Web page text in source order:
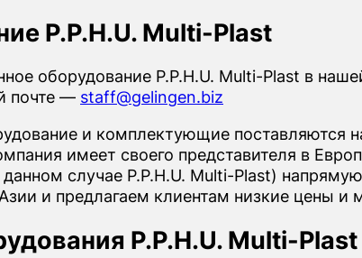
P.P.H.U. Multi-Plast
оборудование P.P.H.U. Multi-Plast в
почте — staff@gelingen.biz
и комплектующие поставляются
имеет своего представителя в
случае P.P.H.U. Multi-Plast)
и предлагаем клиентам низкие цены и
P.P.H.U. Multi-Plast